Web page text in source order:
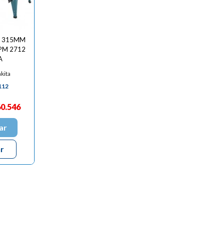
315MM
2712